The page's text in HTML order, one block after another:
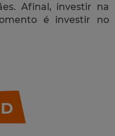
Afinal, investir na
é investir no